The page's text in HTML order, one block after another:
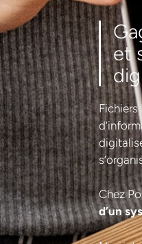
et
Fichiers
Chez
d’un